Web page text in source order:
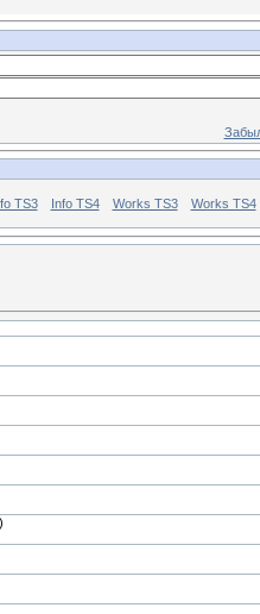
TS3 Info TS4 Works TS3 Works TS4
)